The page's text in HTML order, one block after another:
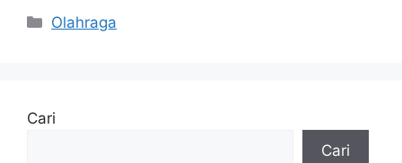
Kategori
Olahraga
Cari
Cari